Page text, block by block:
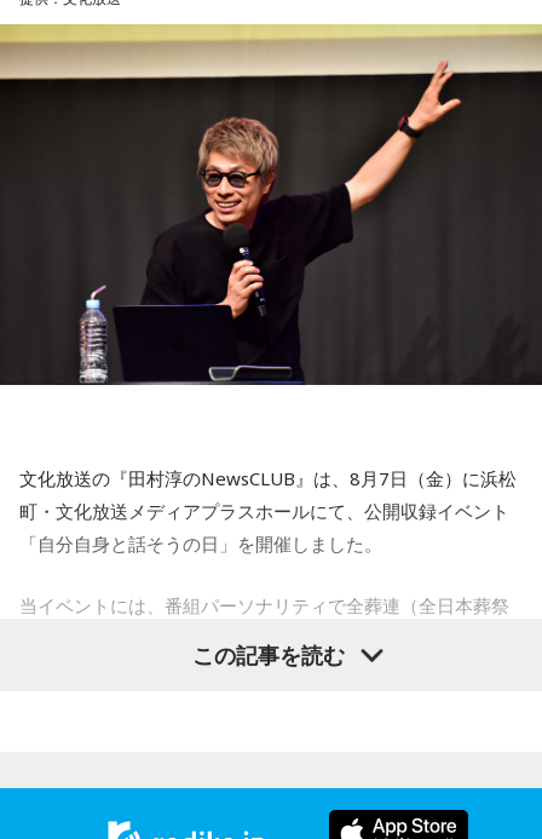
■ハッシュタグ：#ショウアップナイター #60n
■メールアドレス：89@1242.com
https://www.1242.com/showup
を大切に過ごしてみましょう。
【4位】山羊座（やぎ座）
対人運が好調です。今日は1対1のコミュニケーションが大切
な日。パートナーや大切な友人と深い話をしたり、普段は話
しづらい話題を取り上げてみたりするには良いタイミングで
【5位】牡牛座（おうし座）
趣味や友達付き合いが活発な運気です。今日は心の充実感を
感じやすい日なので、好きなことをとことん楽しみましょ
う。ラッキーアイテムは、炭酸水。
【6位】乙女座（おとめ座）
【7位】牡羊座（おひつじ座）
マイペースに過ごせると良い日です。今日は部屋の片付けを
したり、書類の整理をしたり、身の回りの整理を心掛けて過
【8位】天秤座（てんびん座）
仕事運が好調な日。今日がお休みの人も忙しさが目立ちそう
に必要なことについて考えてみましょう。ラッキーアイテム
文化放送の『田村淳のNewsCLUB』は、8月7日（金）に浜松
町・文化放送メディアプラスホールにて、公開収録イベント
「自分自身と話そうの日」を開催しました。
当イベントには、番組パーソナリティで全葬連（全日本葬祭
業協同組合連合会）のフューネラルアンバサダーも務める田
村淳と、アシスタントの砂山圭大郎アナウンサーが登壇。
昨年に続き2回目の開催となる本イベントは、参加者が自分自
この記事を読む